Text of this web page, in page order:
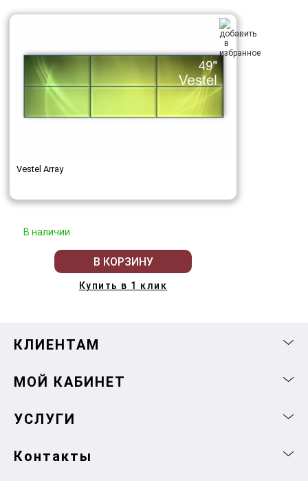
Vestel Array
В наличии
В КОРЗИНУ
Купить в 1 клик
КЛИЕНТАМ
МОЙ КАБИНЕТ
УСЛУГИ
Контакты